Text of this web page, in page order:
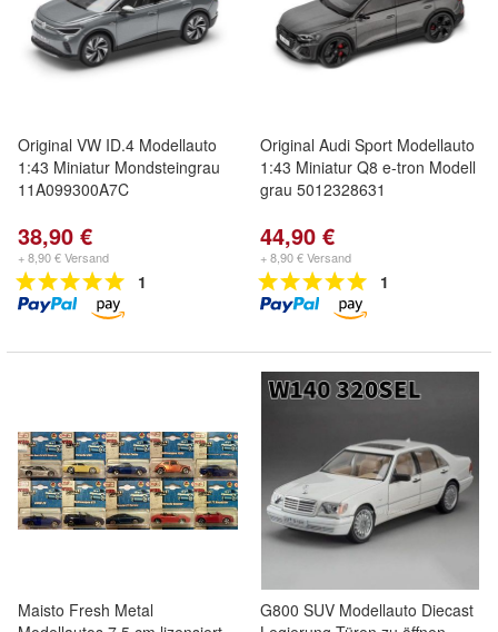
Original VW ID.4 Modellauto
1:43 Miniatur Mondsteingrau
11A099300A7C
38,90 €
+ 8,90 € Versand
1
Original Audi Sport Modellauto
1:43 Miniatur Q8 e-tron Modell
grau 5012328631
44,90 €
+ 8,90 € Versand
1
Maisto Fresh Metal
G800 SUV Modellauto Diecast